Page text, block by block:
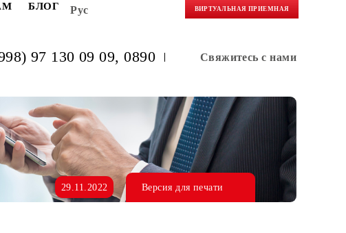
ПАРТНЕРАМ ВИРТУАЛЬНАЯ
(+998) 97 130 09 09 , 0890